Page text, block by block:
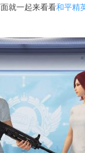
就一起来看看和平精